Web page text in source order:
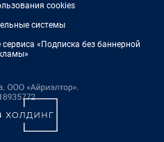
cookies
системы
«Подписка без баннерной